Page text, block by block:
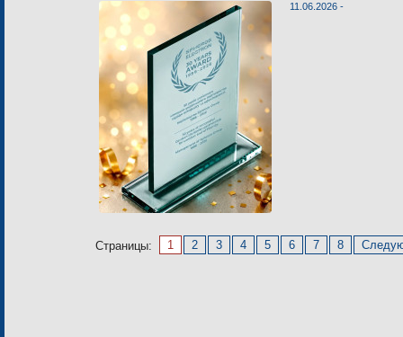
11.06.2026 -
Страницы: 1 2 3 4 5 6 7 8